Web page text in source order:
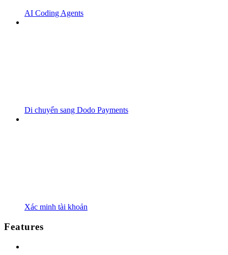
AI Coding Agents
Di chuyển sang Dodo Payments
Xác minh tài khoản
Features